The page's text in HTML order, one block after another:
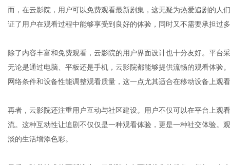
而，在云影院，用户可以免费观看最新剧集，这无疑为热爱追剧的人
证了用户在观看过程中能够享受到良好的体验，同时又不需要承担过
除了内容丰富和免费观看，云影院的用户界面设计也十分友好。平台
无论是通过电脑、平板还是手机，云影院都能够提供流畅的观看体验
网络条件和设备性能调整观看质量，这一点尤其适合在移动设备上观
再者，云影院还注重用户互动与社区建设。用户不仅可以在平台上观
流。这种互动性让追剧不仅仅是一种观看体验，更是一种社交体验。
淡的生活增添色彩。